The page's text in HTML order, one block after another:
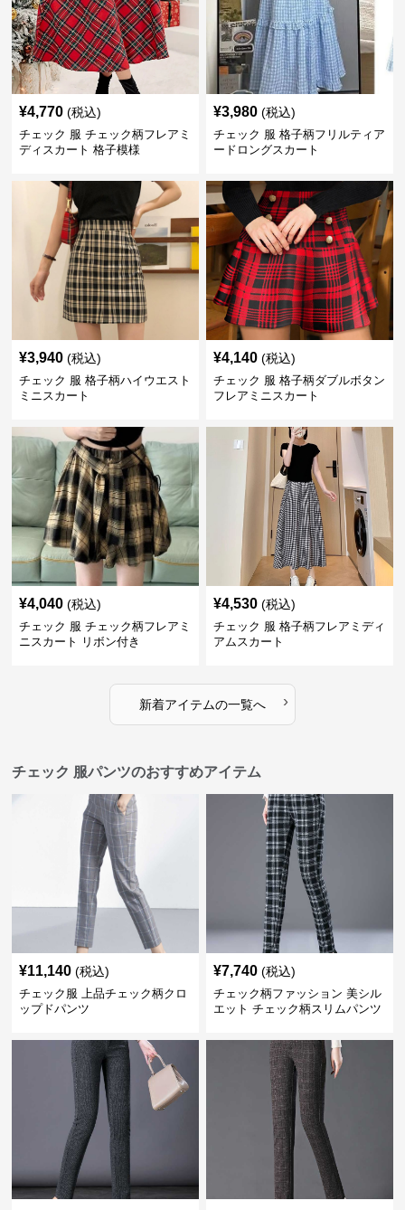
¥4,770 (税込)
チェック 服 チェック柄フレアミ
ディスカート 格子模様
¥3,980 (税込)
チェック 服 格子柄フリルティア
ードロングスカート
¥3,940 (税込)
チェック 服 格子柄ハイウエスト
ミニスカート
¥4,140 (税込)
チェック 服 格子柄ダブルボタン
フレアミニスカート
¥4,040 (税込)
チェック 服 チェック柄フレアミ
ニスカート リボン付き
¥4,530 (税込)
チェック 服 格子柄フレアミディ
アムスカート
新着アイテムの一覧へ ›
チェック 服パンツのおすすめアイテム
¥11,140 (税込)
チェック服 上品チェック柄クロ
ップドパンツ
¥7,740 (税込)
チェック柄ファッション 美シル
エット チェック柄スリムパンツ